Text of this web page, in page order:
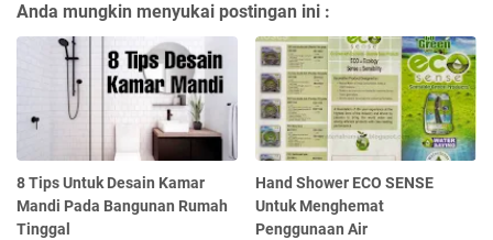
Anda mungkin menyukai postingan ini :
8 Tips Untuk Desain Kamar
Mandi Pada Bangunan Rumah
Tinggal
Hand Shower ECO SENSE
Untuk Menghemat
Penggunaan Air